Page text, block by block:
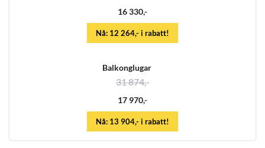
16 330,-
Nå: 12 264,- i rabatt!
Balkonglugar
31 874,-
17 970,-
Nå: 13 904,- i rabatt!